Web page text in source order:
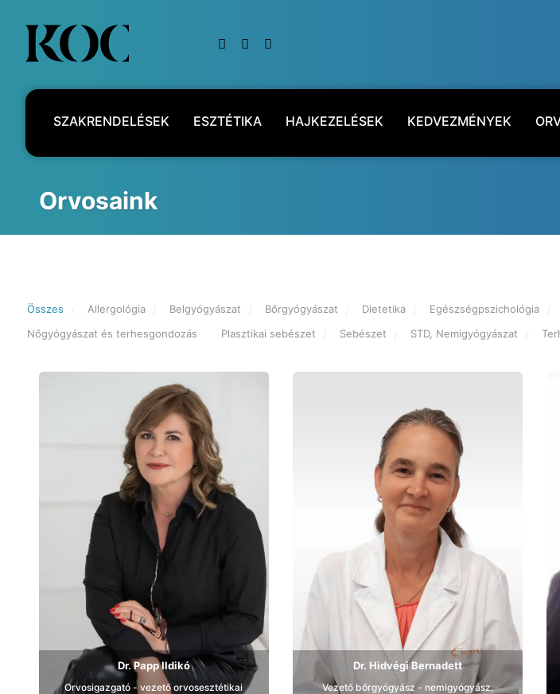
SZAKRENDELÉSEK ESZTÉTIKA HAJKEZELÉSEK KEDVEZMÉNYEK
Orvosaink
Összes Allergológia Belgyógyászat Bőrgyógyászat Dietetika Egészségpszichológia
Nőgyógyászat és terhesgondozás
Plasztikai sebészet Sebészet STD, Nemigyógyászat
Dr. Papp Ildikó
Orvosigazgató - vezető orvosesztétikai
Bemutatkozás
Dr. Hidvégi Bernadett
Vezető bőrgyógyász - nemigyógyász,